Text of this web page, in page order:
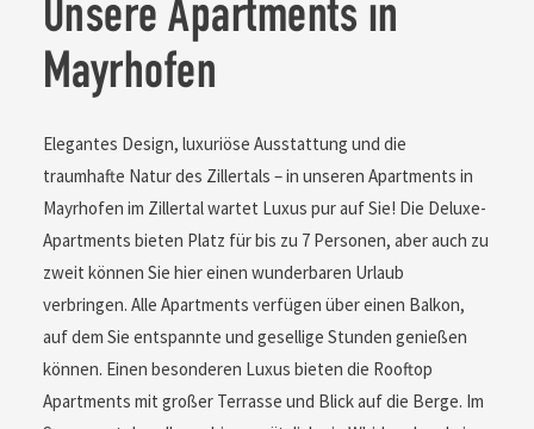
Luxus und Lifestyle -
Unsere Apartments in
Mayrhofen
Elegantes Design, luxuriöse Ausstattung und die
traumhafte Natur des Zillertals – in unseren Apartments in
Mayrhofen im Zillertal wartet Luxus pur auf Sie! Die
Deluxe-Apartments bieten Platz für bis zu 7 Personen,
aber auch zu zweit können Sie hier einen wunderbaren
Urlaub verbringen. Alle Apartments verfügen über einen
Balkon, auf dem Sie entspannte und gesellige Stunden